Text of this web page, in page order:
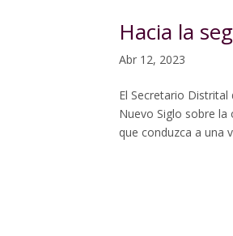
Hacia la
Abr 12, 2023
El Secretario
Nuevo Siglo sobre
que conduzca a una